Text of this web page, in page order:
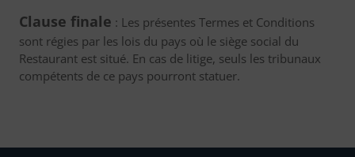
Clause finale : Les présentes Termes et Conditions
sont régies par les lois du pays où le siège social du
Restaurant est situé. En cas de litige, seuls les tribunaux
compétents de ce pays pourront statuer.